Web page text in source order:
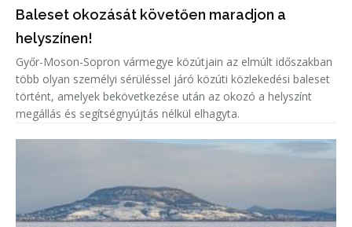
Baleset okozását követően maradjon a
helyszínen!
Győr-Moson-Sopron vármegye közútjain az elmúlt időszakban
több olyan személyi sérüléssel járó közúti közlekedési baleset
történt, amelyek bekövetkezése után az okozó a helyszínt
megállás és segítségnyújtás nélkül elhagyta.